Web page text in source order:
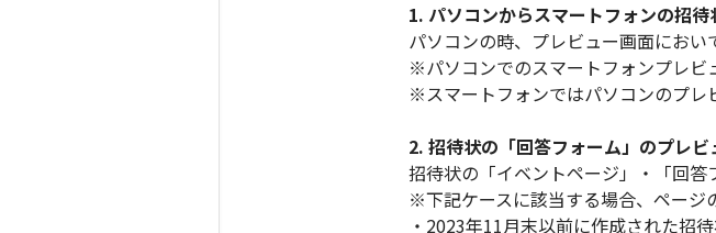
1. パソコンからスマートフォンの招
パソコンの時、プレビュー画面におい
※パソコンでのスマートフォンプレビ
※スマートフォンではパソコンのプレ
2. 招待状の「回答フォーム」のプレ
招待状の「イベントページ」・「回答
※下記ケースに該当する場合、ページ
・2023年11月末以前に作成された招